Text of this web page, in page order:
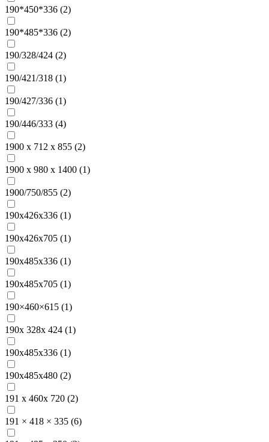
190*450*336 (2)
190*485*336 (2)
190/328/424 (2)
190/421/318 (1)
190/427/336 (1)
190/446/333 (4)
1900 х 712 х 855 (2)
1900 х 980 х 1400 (1)
1900/750/855 (2)
190x426x336 (1)
190x426x705 (1)
190x485x336 (1)
190x485x705 (1)
190×460×615 (1)
190х 328х 424 (1)
190х485х336 (1)
190х485х480 (2)
191 x 460x 720 (2)
191 × 418 × 335 (6)